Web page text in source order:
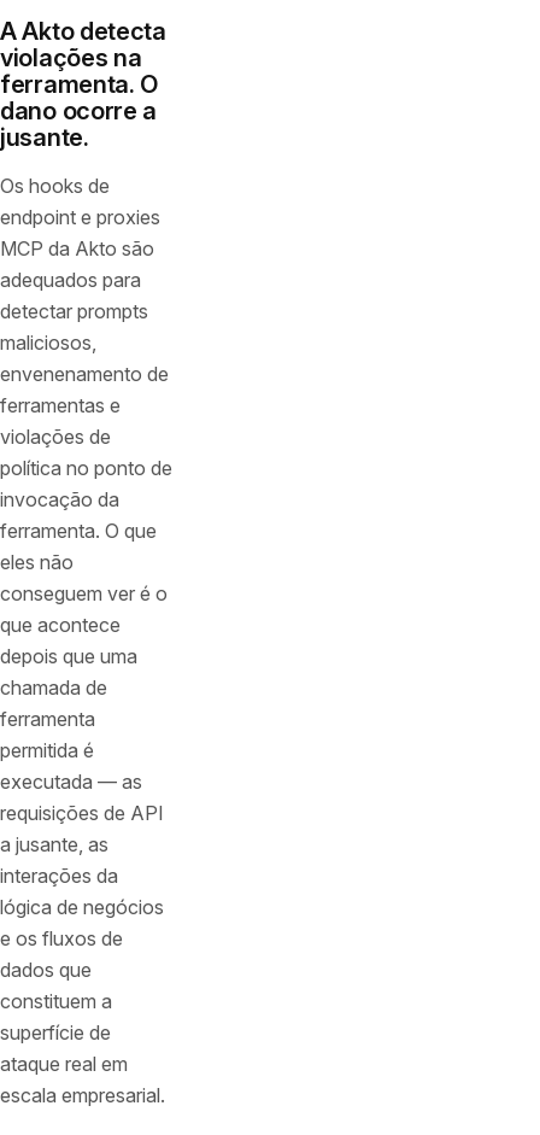
A Akto detecta
violações na
ferramenta. O
dano ocorre a
jusante.
Os hooks de
endpoint e proxies
MCP da Akto são
adequados para
detectar prompts
maliciosos,
envenenamento de
ferramentas e
violações de
política no ponto de
invocação da
ferramenta. O que
eles não
conseguem ver é o
que acontece
depois que uma
chamada de
ferramenta
permitida é
executada — as
requisições de API
a jusante, as
interações da
lógica de negócios
e os fluxos de
dados que
constituem a
superfície de
ataque real em
escala empresarial.